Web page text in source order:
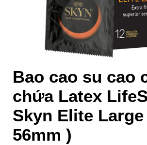
Bao cao su cao
chứa Latex
Skyn Elite
56mm )